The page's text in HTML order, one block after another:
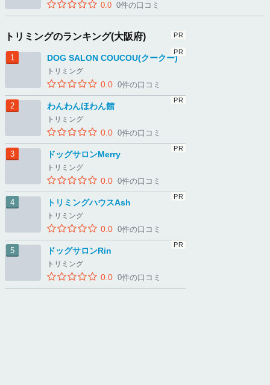
0.0 0件の口コミ
トリミングのランキング(大阪府)
DOG SALON COUCOU(クークー)
トリミング
0.0 0件の口コミ
わんわんほわん館
トリミング
0.0 0件の口コミ
ドッグサロンMerry
トリミング
0.0 0件の口コミ
トリミングハウスAsh
トリミング
0.0 0件の口コミ
ドッグサロンRin
トリミング
0.0 0件の口コミ